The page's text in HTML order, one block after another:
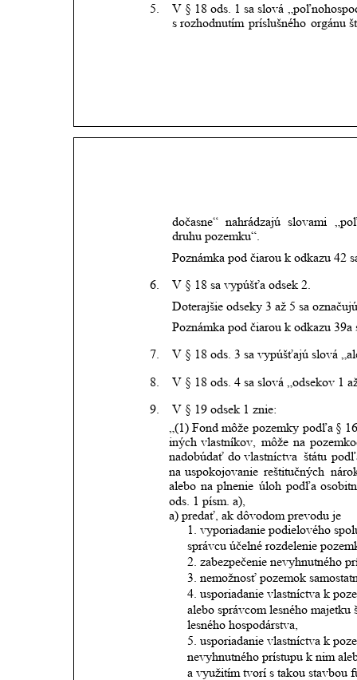
5. V § 18 ods. 1 sa slová
s rozhodnutím príslušného orgánu
dočasne“ nahrádzajú slovami
druhu pozemku“.
Poznámka pod čiarou k odkazu 42
6.
V § 18 sa vypúšťa odsek 2.
Doterajšie odseky 3 až 5 sa
Poznámka pod čiarou k odkazu 39a
7. V § 18 ods. 3 sa vypúšťajú slová
8. V § 18 ods. 4 sa slová „odsekov 1
9.
V § 19 odsek 1 znie:
„(1) Fond môže pozemky podľa §
iných vlastníkov, môže na
nadobúdať do vlastníctva štátu
na uspokojovanie reštitučných
alebo na plnenie úloh podľa
ods. 1 písm. a),
a) predať, ak dôvodom prevodu je
1. vyporiadanie podielového
správcu účelné rozdelenie
2. zabezpečenie nevyhnutného
3. nemožnosť pozemok
4. usporiadanie vlastníctva k
alebo správcom lesného
lesného hospodárstva,
5. usporiadanie vlastníctva k
nevyhnutného prístupu k nim
a využitím tvorí s takou stavbou